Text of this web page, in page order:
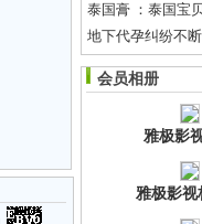
地下代孕纠纷不
生活像一把无情
不知道地下是不
会员相册
雅极影
雅极影视